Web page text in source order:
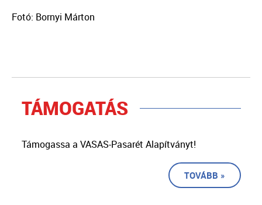
Fotó: Bornyi Márton
TÁMOGATÁS
Támogassa a VASAS-Pasarét Alapítványt!
TOVÁBB »